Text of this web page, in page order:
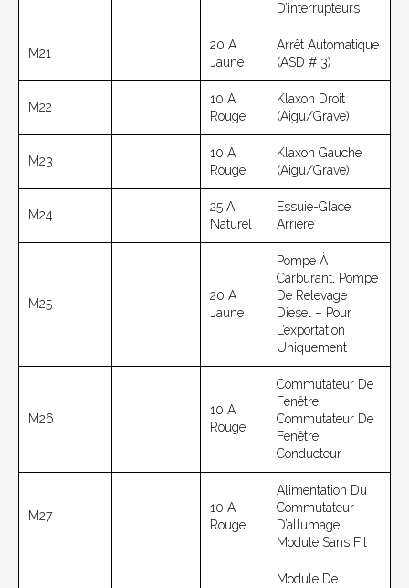
D’interrupteurs
M21
20 A
Jaune
Arrêt Automatique
(ASD # 3)
M22
10 A
Rouge
Klaxon Droit
(aigu/grave)
M23
10 A
Rouge
Klaxon Gauche
(aigu/grave)
M24
25 A
Naturel
Essuie-Glace
Arrière
M25
20 A
Jaune
Pompe À
Carburant, Pompe
De Relevage
Diesel – Pour
L’exportation
Uniquement
M26
10 A
Rouge
Commutateur De
Fenêtre,
Commutateur De
Fenêtre
Conducteur
M27
10 A
Rouge
Alimentation Du
Commutateur
D’allumage,
Module Sans Fil
Module De